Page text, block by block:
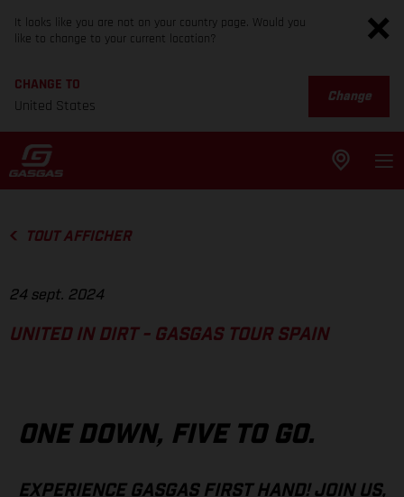
It looks like you are not on your country page. Would you
like to change to your current location?
CHANGE TO
United States
Change
TOUT AFFICHER
24 sept. 2024
UNITED IN DIRT - GASGAS TOUR SPAIN
ONE DOWN, FIVE TO GO.
EXPERIENCE GASGAS FIRST HAND! JOIN US,